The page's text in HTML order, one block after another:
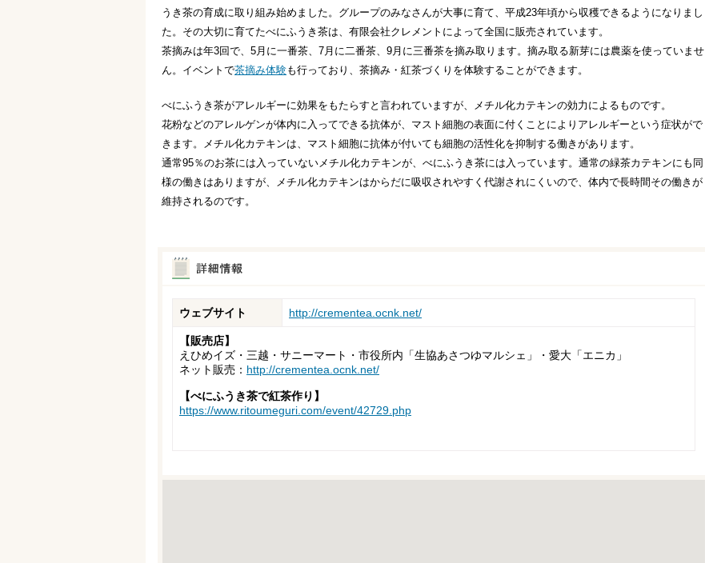
うき茶の育成に取り組み始めました。グループのみなさんが大事に育て、平成23年頃から収穫できるようになりまし
た。その大切に育てたべにふうき茶は、有限会社クレメントによって全国に販売されています。
茶摘みは年3回で、5月に一番茶、7月に二番茶、9月に三番茶を摘み取ります。摘み取る新芽には農薬を使っていませ
ん。イベントで茶摘み体験も行っており、茶摘み・紅茶づくりを体験することができます。
べにふうき茶がアレルギーに効果をもたらすと言われていますが、メチル化カテキンの効力によるものです。
花粉などのアレルゲンが体内に入ってできる抗体が、マスト細胞の表面に付くことによりアレルギーという症状がで
きます。メチル化カテキンは、マスト細胞に抗体が付いても細胞の活性化を抑制する働きがあります。
通常95％のお茶には入っていないメチル化カテキンが、べにふうき茶には入っています。通常の緑茶カテキンにも同
様の働きはありますが、メチル化カテキンはからだに吸収されやすく代謝されにくいので、体内で長時間その働きが
維持されるのです。
ウェブサイト http://crementea.ocnk.net/
【販売店】
えひめイズ・三越・サニーマート・市役所内「生協あさつゆマルシェ」・愛大「エニカ」
ネット販売： http://crementea.ocnk.net/
【べにふうき茶で紅茶作り】
https://www.ritoumeguri.com/event/42729.php